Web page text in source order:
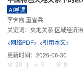
AI导读
李霁霞,董雪兵
关键词： 央地关系;区域经济
<网络PDF> <引用本文>
更新时间： 2026-06-30
20
| 6 | 0